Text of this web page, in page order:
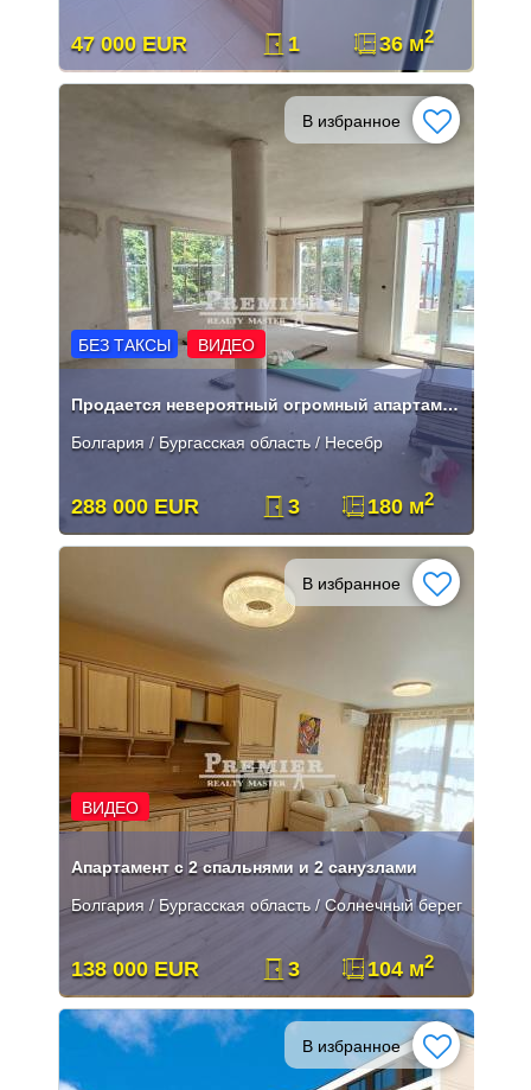
47 000 EUR 1 36 м2
В избранное
БЕЗ ТАКСЫ ВИДЕО
Продается невероятный огромный апартамент с видом на море в Равде.
Болгария / Бургасская область / Несебр
288 000 EUR 3 180 м2
В избранное
ВИДЕО
Апартамент с 2 спальнями и 2 санузлами
Болгария / Бургасская область / Солнечный берег
138 000 EUR 3 104 м2
В избранное